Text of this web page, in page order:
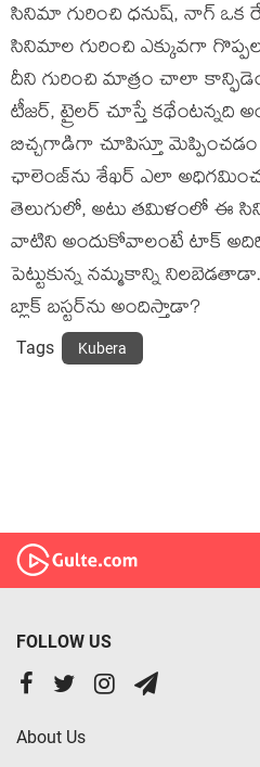
సినిమా గురించి ధనుష్, నాగ్ ఒక
సినిమాల గురించి ఎక్కువగా
దీని గురించి మాత్రం చాలా
టీజర్, ట్రైలర్ చూస్తే కథేంటన్నది
బిచ్చగాడిగా చూపిస్తూ
ఛాలెంజ్‌ను శేఖర్ ఎలా
తెలుగులో, అటు తమిళంలో ఈ
వాటిని అందుకోవాలంటే టాక్
పెట్టుకున్న నమ్మకాన్ని
బ్లాక్ ‌బస్టర్‌ను అందిస్తాడా?
Tags Kubera
FOLLOW US
About Us